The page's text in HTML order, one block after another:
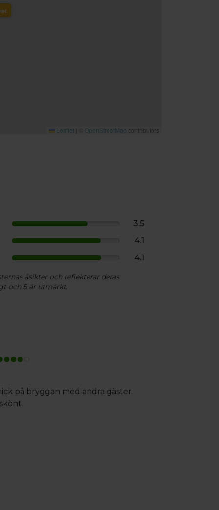
Leaflet OpenStreetMap contributors
3.5
4.1
4.1
åsikter och reflekterar deras
och 5 är utmärkt.
på bryggan med andra gäster.